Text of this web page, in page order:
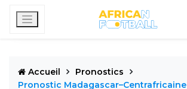
Accueil
Pronostics
Pronostic Madagascar–Centrafricaine